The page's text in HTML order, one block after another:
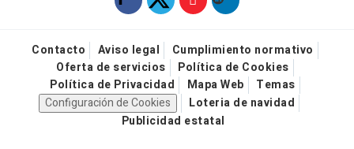
Contacto Aviso legal
Cumplimiento normativo
Oferta de servicios
Política de Cookies
Política de Privacidad
Mapa Web
Temas
Configuración de Cookies
Loteria de navidad
Publicidad estatal